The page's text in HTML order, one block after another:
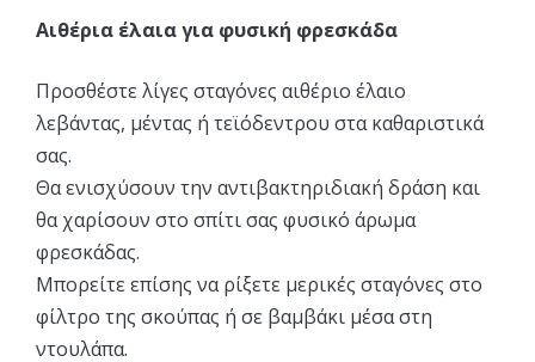
Αιθέρια έλαια για φυσική φρεσκάδα
Προσθέστε λίγες σταγόνες αιθέριο έλαιο
λεβάντας, μέντας ή τεϊόδεντρου στα καθαριστικά
σας.
Θα ενισχύσουν την αντιβακτηριδιακή δράση και
θα χαρίσουν στο σπίτι σας φυσικό άρωμα
φρεσκάδας.
Μπορείτε επίσης να ρίξετε μερικές σταγόνες στο
φίλτρο της σκούπας ή σε βαμβάκι μέσα στη
ντουλάπα.